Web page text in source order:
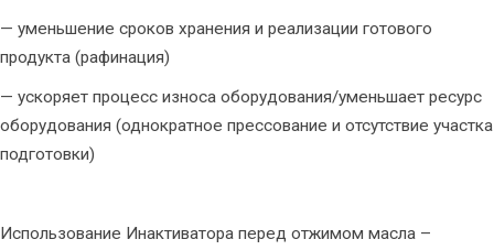
— уменьшение сроков хранения и реализации готового
продукта (рафинация)
— ускоряет процесс износа оборудования/уменьшает ресурс
оборудования (однократное прессование и отсутствие участка
подготовки)
Использование Инактиватора перед отжимом масла –